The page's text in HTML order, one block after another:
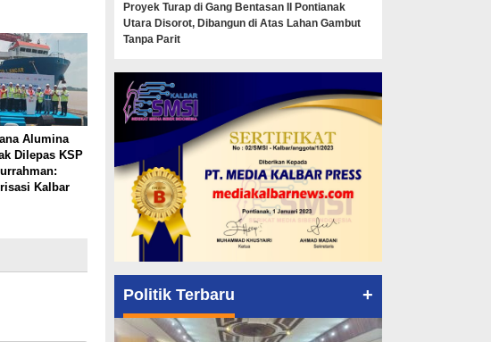
Alumina
Dilepas KSP
Kalbar
Proyek Turap di Gang Bentasan II Pontianak
Utara Disorot, Dibangun di Atas Lahan Gambut
Tanpa Parit
Politik Terbaru +